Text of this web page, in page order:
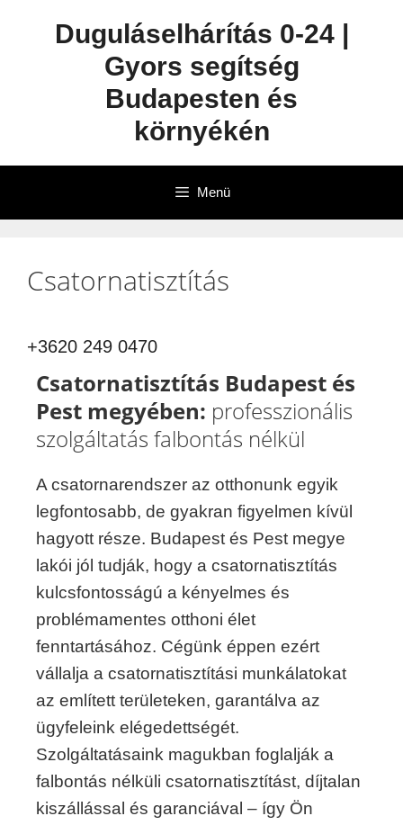
Duguláselhárítás 0-24 |
Gyors segítség
Budapesten és
környékén
Menü
Csatornatisztítás
+3620 249 0470
Csatornatisztítás Budapest és
Pest megyében: professzionális
szolgáltatás falbontás nélkül
A csatornarendszer az otthonunk egyik
legfontosabb, de gyakran figyelmen kívül
hagyott része. Budapest és Pest megye
lakói jól tudják, hogy a csatornatisztítás
kulcsfontosságú a kényelmes és
problémamentes otthoni élet
fenntartásához. Cégünk éppen ezért
vállalja a csatornatisztítási munkálatokat
az említett területeken, garantálva az
ügyfeleink elégedettségét.
Szolgáltatásaink magukban foglalják a
falbontás nélküli csatornatisztítást, díjtalan
kiszállással és garanciával – így Ön